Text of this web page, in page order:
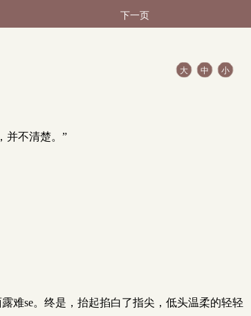
下一页
大 中 小
并不清楚。”
难se。终是，抬起掐白了指尖，低头温柔的轻轻